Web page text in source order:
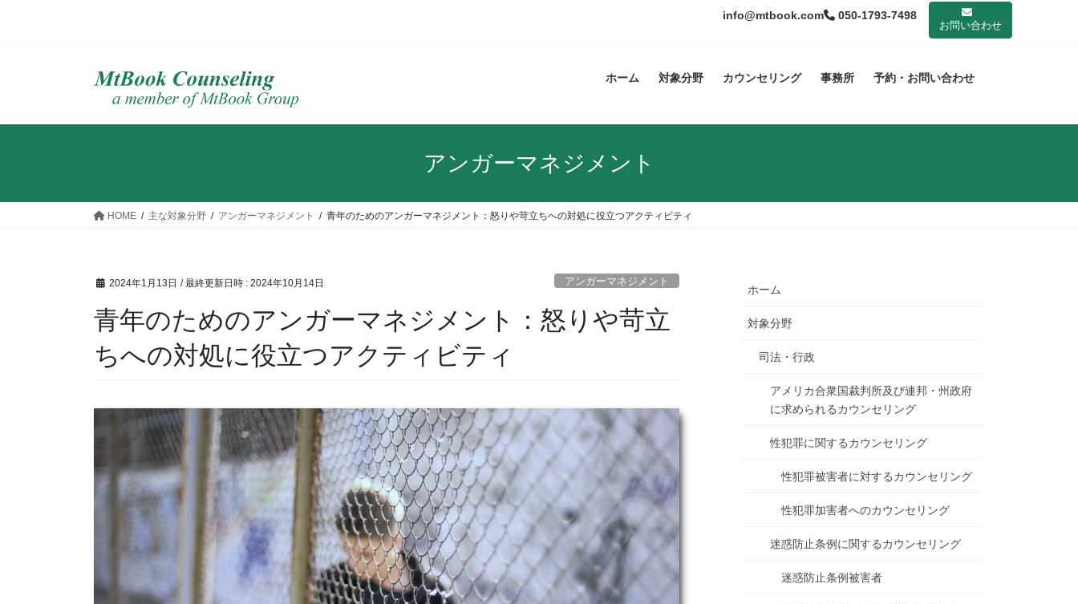
info@mtbook.com 050-1793-7498
お問い合わせ
ツ
ッ
シ
移
ホーム 対象分野 カウンセリング 事務所 予約・お問い合わせ
アンガーマネジメント
HOME 主な対象分野 アンガーマネジメント 青年のためのアンガーマネジメント：怒りや苛立ちへの対処に役立つアクティビティ
2024年1月13日 / 最終更新日時 : 2024年10月14日 アンガーマネジメント
青年のためのアンガーマネジメント：怒りや苛立
ちへの対処に役立つアクティビティ
ホーム
対象分野
司法・行政
アメリカ合衆国裁判所及び連邦・州政府
に求められるカウンセリング
性犯罪に関するカウンセリング
性犯罪被害者に対するカウンセリング
性犯罪加害者へのカウンセリング
迷惑防止条例に関するカウンセリング
迷惑防止条例被害者